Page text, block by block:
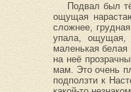
Подвал был
ощущая
сложнее,
упала, ощущая,
маленькая
на неё
мам. Это очень
подползти к